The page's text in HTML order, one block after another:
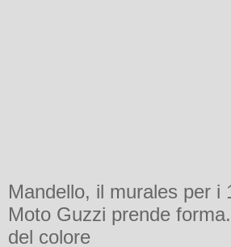
Mandello, il murales per i
Moto Guzzi prende
del colore